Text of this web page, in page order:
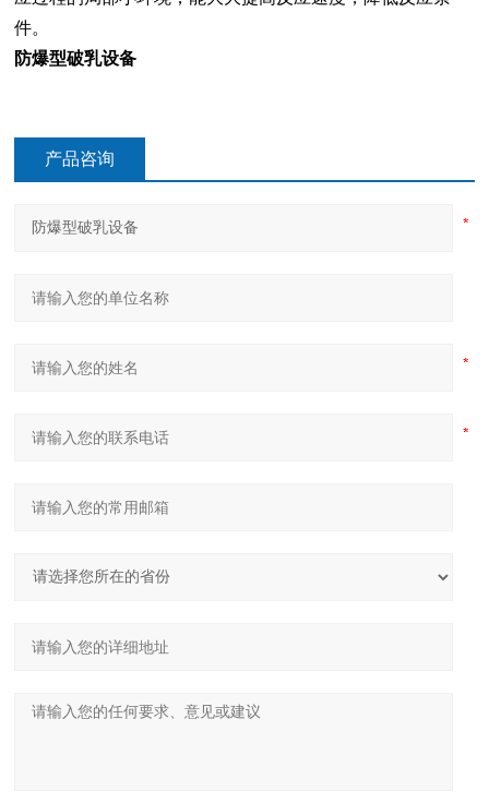
件。
防爆型破乳设备
产品咨询